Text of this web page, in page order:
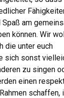
Spaß am
können. Wir
die unter euch
sich sonst
zu singen
einen
schaffen,